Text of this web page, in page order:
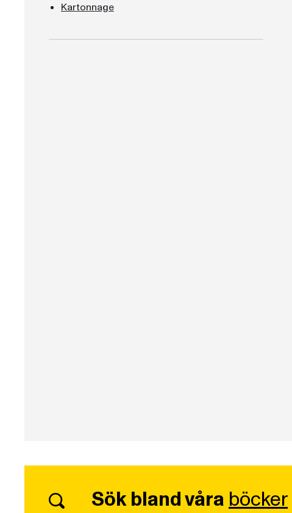
Kartonnage
Sök bland våra böcker